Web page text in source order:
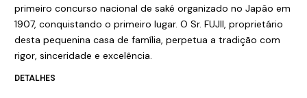
primeiro concurso nacional de saké organizado no Japão em
1907, conquistando o primeiro lugar. O Sr. FUJII, proprietário
desta pequenina casa de família, perpetua a tradição com
rigor, sinceridade e excelência.
DETALHES